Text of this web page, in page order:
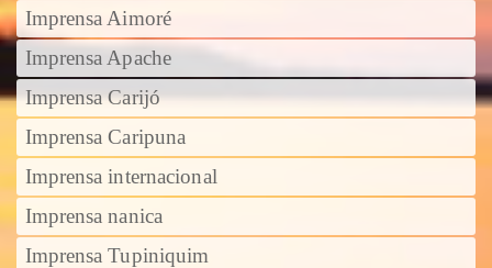
Imprensa Aimoré
Imprensa Apache
Imprensa Carijó
Imprensa Caripuna
Imprensa internacional
Imprensa nanica
Imprensa Tupiniquim